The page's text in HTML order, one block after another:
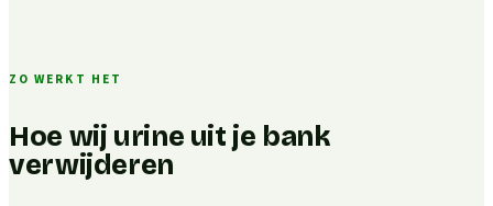
ZO WERKT HET
Hoe wij urine uit je bank
verwijderen